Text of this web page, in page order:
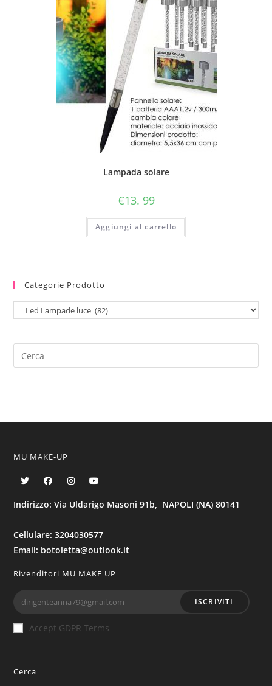
Lampada solare
€13. 99
Aggiungi al carrello
Categorie Prodotto
MU MAKE-UP
Indirizzo: Via Uldarigo Masoni 91b, NAPOLI (NA) 80141
Cellulare: 3204030577
Email: botoletta@outlook.it
Rivenditori MU MAKE UP
ISCRIVITI
Accept GDPR Terms
Cerca